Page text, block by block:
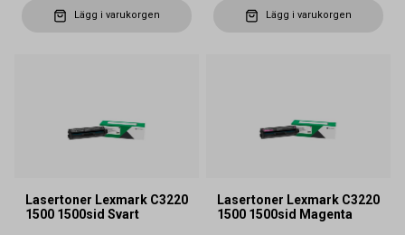
Lägg i varukorgen Lägg i varukorgen
Lasertoner Lexmark C3220
1500 1500sid Svart
Lasertoner Lexmark C3220
1500 1500sid Magenta